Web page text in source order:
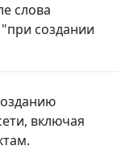
слова
создании
включая